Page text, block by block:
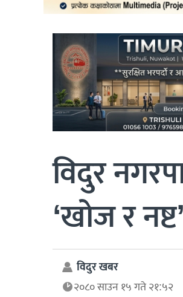
विदुर
‘खोज र
विदुर खबर
२०८० साउन १५ गते २१:५२